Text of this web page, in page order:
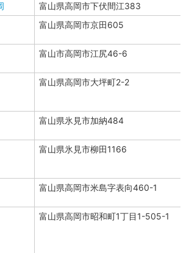
富山県高岡市下伏間江383
富山県高岡市京田605
富山市高岡市江尻46-6
富山県高岡市大坪町2-2
富山県氷見市加納484
富山県氷見市柳田1166
富山県高岡市米島字表向460-1
富山県高岡市昭和町1丁目1-505-1